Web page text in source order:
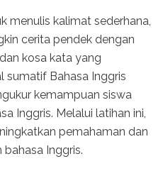
menulis kalimat sederhana,
cerita pendek dengan
kosa kata yang
sumatif Bahasa Inggris
kemampuan siswa
Inggris. Melalui latihan ini,
pemahaman dan
Inggris.